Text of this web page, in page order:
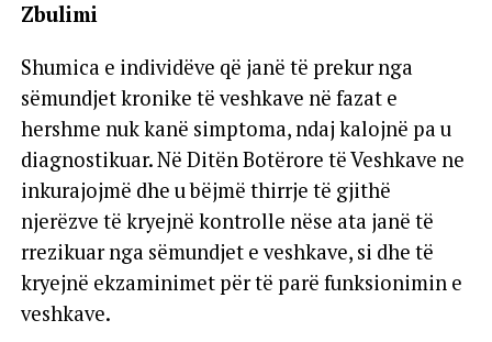
Zbulimi
Shumica e individëve që janë të prekur nga
sëmundjet kronike të veshkave në fazat e
hershme nuk kanë simptoma, ndaj kalojnë pa u
diagnostikuar. Në Ditën Botërore të Veshkave ne
inkurajojmë dhe u bëjmë thirrje të gjithë
njerëzve të kryejnë kontrolle nëse ata janë të
rrezikuar nga sëmundjet e veshkave, si dhe të
kryejnë ekzaminimet për të parë funksionimin e
veshkave.